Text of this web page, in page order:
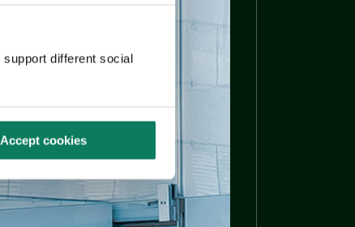
different social
Accept cookies